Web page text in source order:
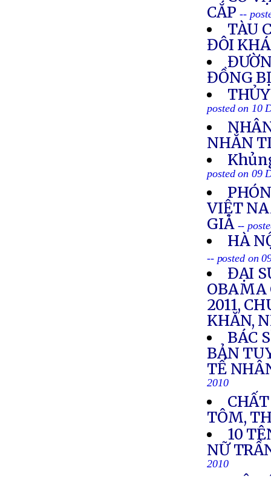
CẮP--
TÀU
ĐÔI
ĐỒNG
posted on 10
NHẮN
posted on 09
VIỆT
GIẢ --
HÀ
-- posted on
ĐẠI
OBAMA
2011,
KHĂN,
BÁC
BẢN
TẾ
2010
TÔM,
10
NỮ
2010